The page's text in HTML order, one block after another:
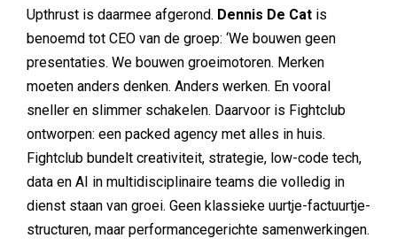
Upthrust is daarmee afgerond. Dennis De Cat is
benoemd tot CEO van de groep: ‘We bouwen geen
presentaties. We bouwen groeimotoren. Merken
moeten anders denken. Anders werken. En vooral
sneller en slimmer schakelen. Daarvoor is Fightclub
ontworpen: een packed agency met alles in huis.
Fightclub bundelt creativiteit, strategie, low-code tech,
data en AI in multidisciplinaire teams die volledig in
dienst staan van groei. Geen klassieke uurtje-factuurtje-
structuren, maar performancegerichte samenwerkingen.